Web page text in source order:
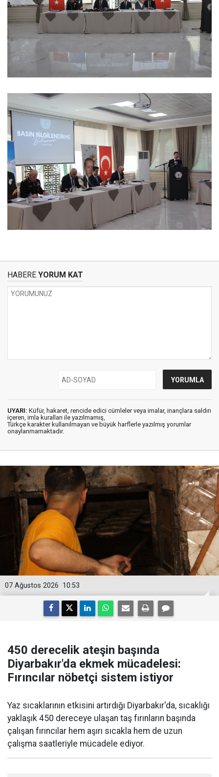
HABERE YORUM KAT
UYARI: Küfür, hakaret, rencide edici cümleler veya imalar, inançlara saldırı
içeren, imla kuralları ile yazılmamış,
Türkçe karakter kullanılmayan ve büyük harflerle yazılmış yorumlar
onaylanmamaktadır.
10:53
07 Ağustos 2026
450 derecelik ateşin başında
Diyarbakır'da ekmek mücadelesi:
Fırıncılar nöbetçi sistem istiyor
Yaz sıcaklarının etkisini artırdığı Diyarbakır'da, sıcaklığı
yaklaşık 450 dereceye ulaşan taş fırınların başında
çalışan fırıncılar hem aşırı sıcakla hem de uzun
çalışma saatleriyle mücadele ediyor.